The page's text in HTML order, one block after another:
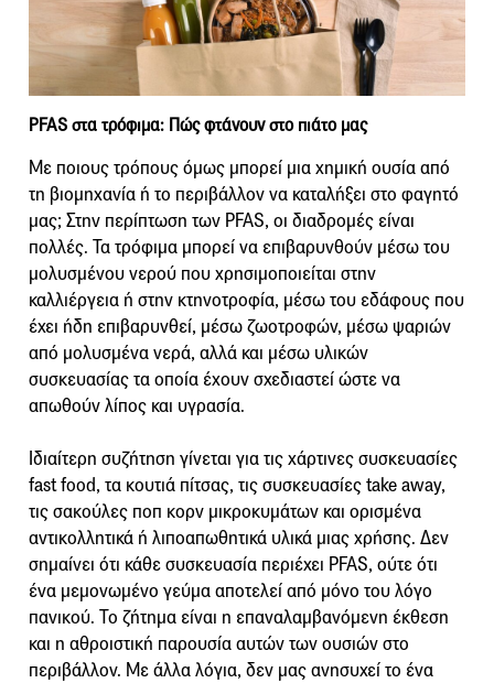
PFAS στα τρόφιμα: Πώς φτάνουν στο πιάτο μας
Με ποιους τρόπους όμως μπορεί μια χημική ουσία από
τη βιομηχανία ή το περιβάλλον να καταλήξει στο φαγητό
μας; Στην περίπτωση των PFAS, οι διαδρομές είναι
πολλές. Τα τρόφιμα μπορεί να επιβαρυνθούν μέσω του
μολυσμένου νερού που χρησιμοποιείται στην
καλλιέργεια ή στην κτηνοτροφία, μέσω του εδάφους που
έχει ήδη επιβαρυνθεί, μέσω ζωοτροφών, μέσω ψαριών
από μολυσμένα νερά, αλλά και μέσω υλικών
συσκευασίας τα οποία έχουν σχεδιαστεί ώστε να
απωθούν λίπος και υγρασία.
Ιδιαίτερη συζήτηση γίνεται για τις χάρτινες συσκευασίες
fast food, τα κουτιά πίτσας, τις συσκευασίες take away,
τις σακούλες ποπ κορν μικροκυμάτων και ορισμένα
αντικολλητικά ή λιποαπωθητικά υλικά μιας χρήσης. Δεν
σημαίνει ότι κάθε συσκευασία περιέχει PFAS, ούτε ότι
ένα μεμονωμένο γεύμα αποτελεί από μόνο του λόγο
πανικού. Το ζήτημα είναι η επαναλαμβανόμενη έκθεση
και η αθροιστική παρουσία αυτών των ουσιών στο
περιβάλλον. Με άλλα λόγια, δεν μας ανησυχεί το ένα